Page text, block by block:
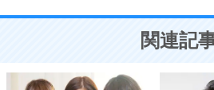
ことが大切。
関連記